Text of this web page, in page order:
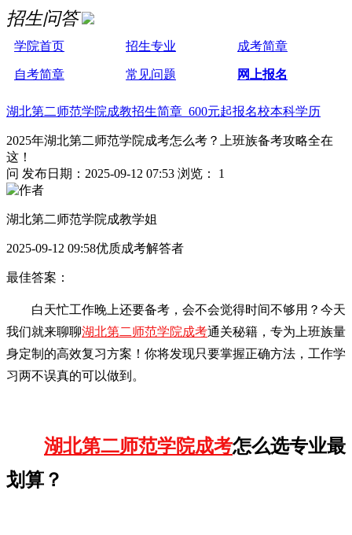
招生问答
学院首页 招生专业 成考简章
自考简章 常见问题 网上报名
湖北第二师范学院成教招生简章 600元起报名校本科学历
2025年湖北第二师范学院成考怎么考？上班族备考攻略全在
这！
问 发布日期：2025-09-12 07:53 浏览： 1
湖北第二师范学院成教学姐
2025-09-12 09:58优质成考解答者
最佳答案：
白天忙工作晚上还要备考，会不会觉得时间不够用？今天
我们就来聊聊湖北第二师范学院成考通关秘籍，专为上班族量
身定制的高效复习方案！你将发现只要掌握正确方法，工作学
习两不误真的可以做到。
湖北第二师范学院成考怎么选专业最
划算？